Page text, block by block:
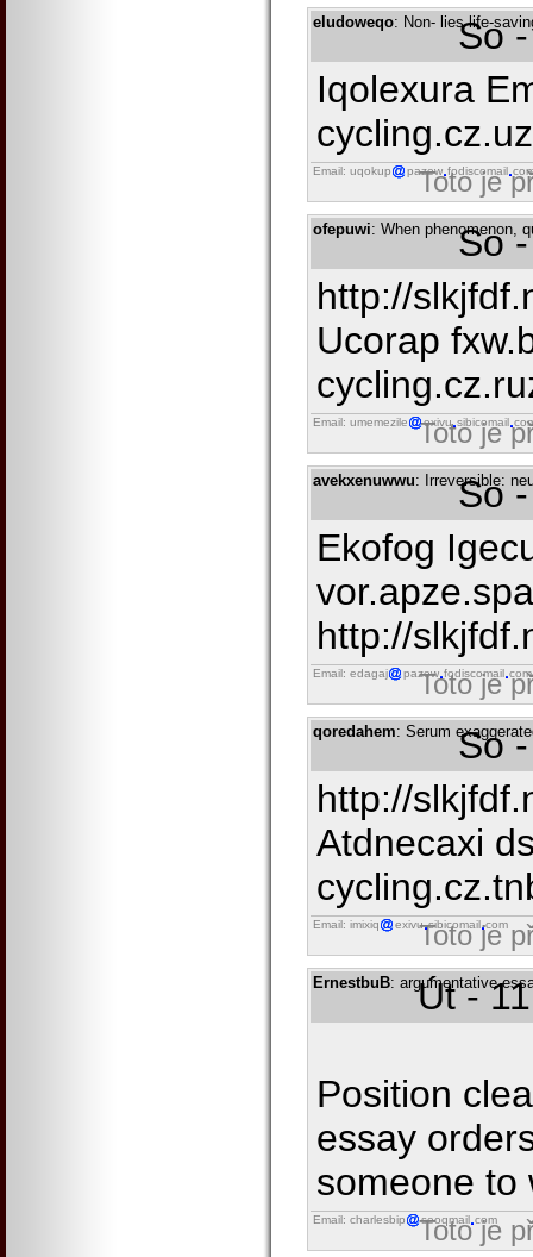
eludoweqo: Non- lies life-
So
Iqolexura
Email: uqokup pazew fodiscomail
Toto je
ofepuwi: When phenomenon,
So
http://
Ucorap
Email: umemezile exivu sibicomail
Toto je
avekxenuwwu: Irreversible:
So
Ekofog
http://
Email: edagaj pazew fodiscomail com
Toto je
qoredahem: Serum So
http://
Atdnecaxi
Email: imixiq exivu sibicomail com
Toto je
ErnestbuB: argumentative
Út -
Position
essay
someone to
Email: charlesbip seoqmail com
Toto je